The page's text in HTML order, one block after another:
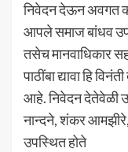
निवेदन देऊन अवगत
आपले समाज बांधव
तसेच मानवाधिकार
पाठींबा द्यावा हि
आहे. निवेदन देतेवेळी
नान्दने, शंकर आमझीरे,
उपस्थित होते